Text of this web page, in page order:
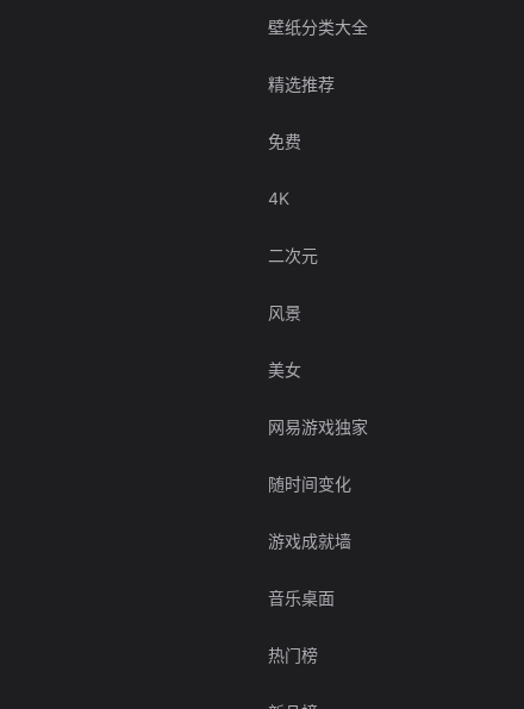
壁纸分类大全
精选推荐
免费
4K
二次元
风景
美女
网易游戏独家
随时间变化
游戏成就墙
音乐桌面
热门榜